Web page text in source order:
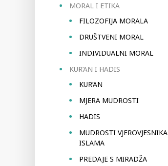
MORAL I ETIKA
FILOZOFIJA MORALA
DRUŠTVENI MORAL
INDIVIDUALNI MORAL
KUR’AN I HADIS
KUR’AN
MJERA MUDROSTI
HADIS
MUDROSTI VJEROVJESNIKA
ISLAMA
PREDAJE S MIRADŽA